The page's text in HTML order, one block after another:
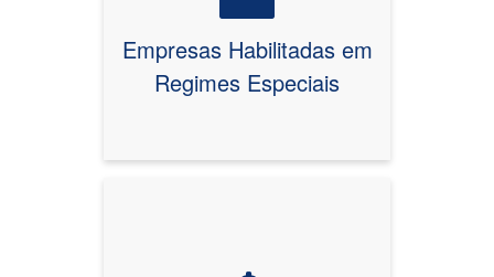
Empresas Habilitadas em
Regimes Especiais